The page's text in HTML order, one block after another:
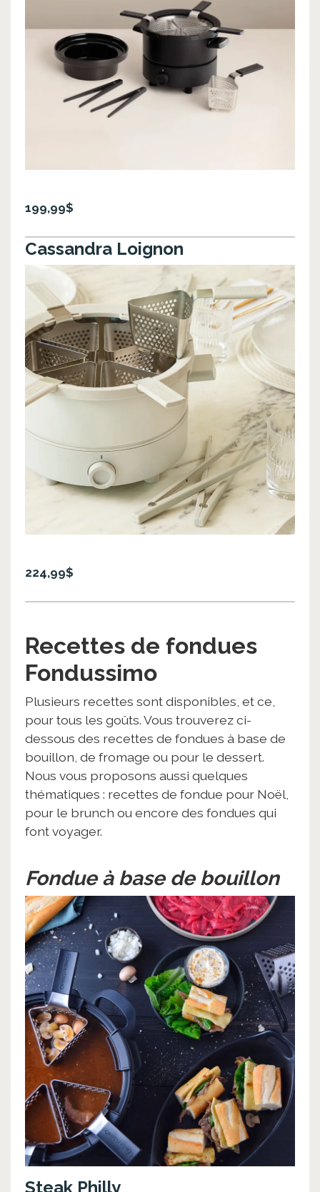
199,99$
Cassandra Loignon
224,99$
Recettes de fondues
Fondussimo
Plusieurs recettes sont disponibles, et ce,
pour tous les goûts. Vous trouverez ci-
dessous des recettes de fondues à base de
bouillon, de fromage ou pour le dessert.
Nous vous proposons aussi quelques
thématiques : recettes de fondue pour Noël,
pour le brunch ou encore des fondues qui
font voyager.
Fondue à base de bouillon
Steak Philly